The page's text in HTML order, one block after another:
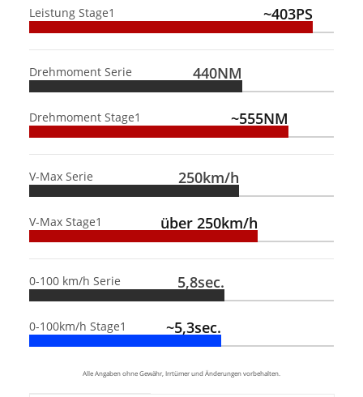
Leistung Stage1 ~403PS
Drehmoment Serie 440NM
Drehmoment Stage1 ~555NM
V-Max Serie 250km/h
V-Max Stage1 über 250km/h
0-100 km/h Serie 5,8sec.
0-100km/h Stage1 ~5,3sec.
Alle Angaben ohne Gewähr, Irrtümer und Änderungen vorbehalten.